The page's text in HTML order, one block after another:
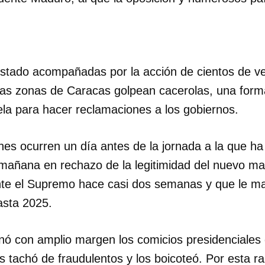
acompañadas por la acción de cientos de
zonas de Caracas golpean cacerolas, una
para hacer reclamaciones a los gobiernos.
ocurren un día antes de la jornada a la que
en rechazo de la legitimidad del nuevo
el Supremo hace casi dos semanas y que le
2025.
con amplio margen los comicios
tachó de fraudulentos y los boicoteó. Por esta